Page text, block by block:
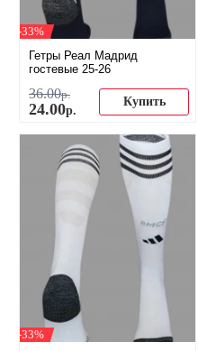
-33%
Гетры Реал Мадрид
гостевые 25-26
36.00р.
24.00р.
Купить
-33%